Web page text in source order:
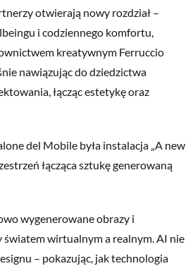
otwierają nowy rozdział –
i codziennego komfortu,
kreatywnym Ferruccio
nawiązując do dziedzictwa
łącząc estetykę oraz
del Mobile była instalacja „A new
łącząca sztukę generowaną
wygenerowane obrazy i
wirtualnym a realnym. AI nie
– pokazując, jak technologia